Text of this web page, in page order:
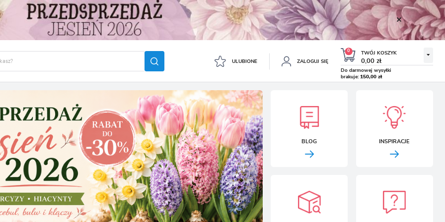
ULUBIONE ZALOGUJ SIĘ
SIĘ
Zapomniałem hasła
ZAREJESTRUJ SIĘ
OTRZYMASZ LICZNE DODATKOWE KORZYŚCI:
podgląd statusu realizacji zamówień
podgląd historii zakupów
brak konieczności wprowadzania swoich danych przy kolejnych zakupach
możliwość otrzymania rabatów i kuponów promocyjnych
0 TWÓJ KOSZYK
0,00 zł
POLECANE
TULIPAN LODOWY NEGRITA
DOUBLE 5 SZT.
8.99 zł -54% 43.32 zł
Do darmowej wysyłki
brakuje: 150,00 zł
BLOG INSPIRACJE